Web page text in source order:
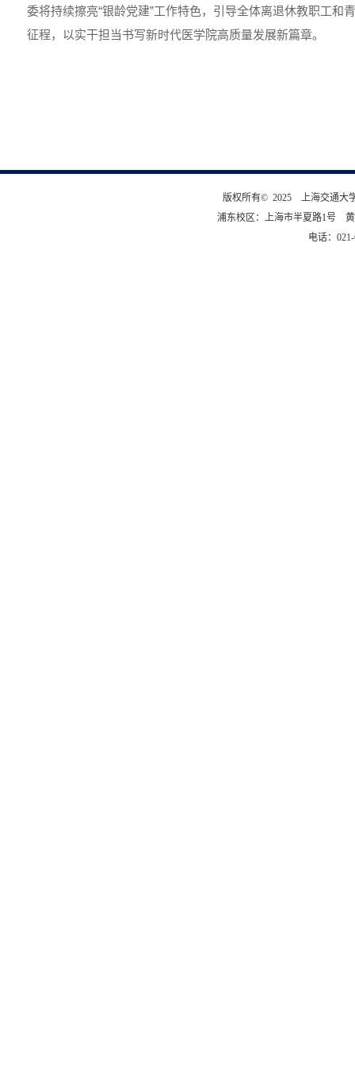
版权所有© 2025 上海交通大
浦东校区：上海市半夏路1号
电话：
委将持续擦亮“银龄党建”工作特色，引导全体离退休教职工和
征程，以实干担当书写新时代医学院高质量发展新篇章。